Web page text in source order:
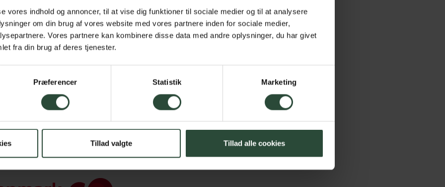
vores indhold og annoncer, til at vise dig funktioner til sociale medier og til at analysere
om din brug af vores website med vores partnere inden for sociale medier,
Vores partnere kan kombinere disse data med andre oplysninger, du har givet
fra din brug af deres tjenester.
Præferencer Statistik Marketing
Tillad valgte Tillad alle cookies
omkring 1600. Dekorationen på sydsiden
år 1574 blev dette billede fornyet”.
mens selve alterbilledet er en pudsig
idet disciplen Johannes, den discipel Jesus
Over altertavlen ses de samme initialer
ligger den gamle kirkelade/tiendelade, som